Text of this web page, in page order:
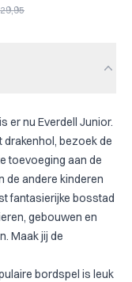
er nu Everdell Junior.
drakenhol, bezoek de
toevoeging aan de
de andere kinderen
fantasierijke bosstad
gebouwen en
Maak jij de
bordspel is leuk